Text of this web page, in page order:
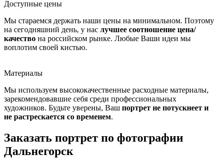
Доступные цены
Мы стараемся держать наши цены на минимальном. Поэтому
на сегодняшний день, у нас лучшее соотношение цена/
качество на российском рынке. Любые Ваши идеи мы
воплотим своей кистью.
Материалы
Мы используем высококачественные расходные материалы,
зарекомендовавшие себя среди профессиональных
художников. Будьте уверены, Ваш портрет не потускнеет и
не растрескается со временем.
Заказать портрет по фотографии
Дальнегорск